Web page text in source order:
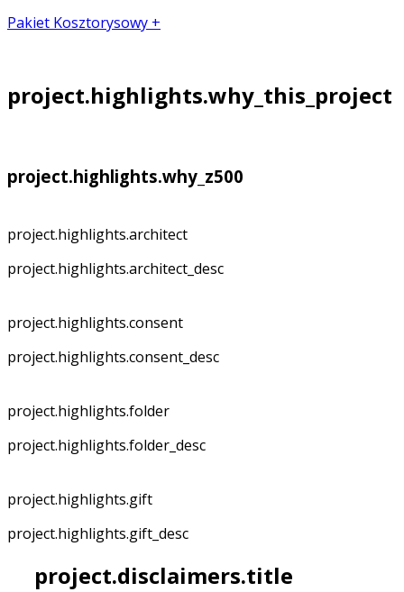
Pakiet Kosztorysowy +
project.highlights.why_this_project
project.highlights.why_z500
project.highlights.architect
project.highlights.architect_desc
project.highlights.consent
project.highlights.consent_desc
project.highlights.folder
project.highlights.folder_desc
project.highlights.gift
project.highlights.gift_desc
project.disclaimers.title